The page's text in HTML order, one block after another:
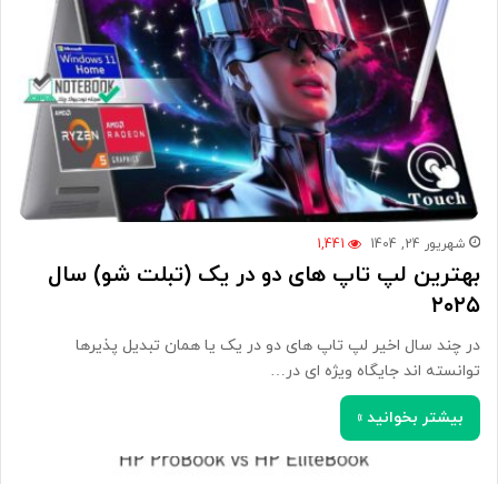
شهریور 24, 1404 1,441
بهترین لپ تاپ های دو در یک (تبلت شو) سال
۲۰۲۵
در چند سال اخیر لپ تاپ های دو در یک یا همان تبدیل پذیرها
توانسته اند جایگاه ویژه ای در…
بیشتر بخوانید »